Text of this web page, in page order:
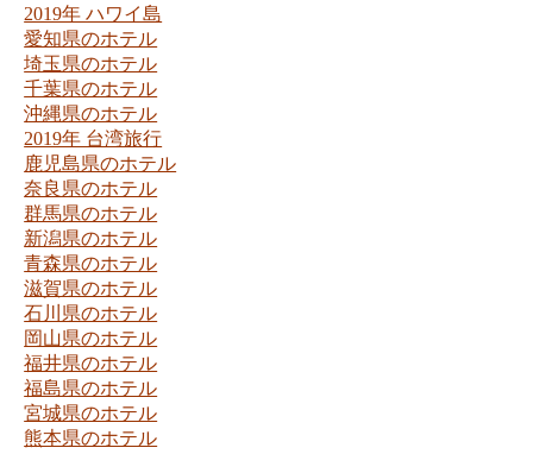
2019年 ハワイ島
愛知県のホテル
埼玉県のホテル
千葉県のホテル
沖縄県のホテル
2019年 台湾旅行
鹿児島県のホテル
奈良県のホテル
群馬県のホテル
新潟県のホテル
青森県のホテル
滋賀県のホテル
石川県のホテル
岡山県のホテル
福井県のホテル
福島県のホテル
宮城県のホテル
熊本県のホテル